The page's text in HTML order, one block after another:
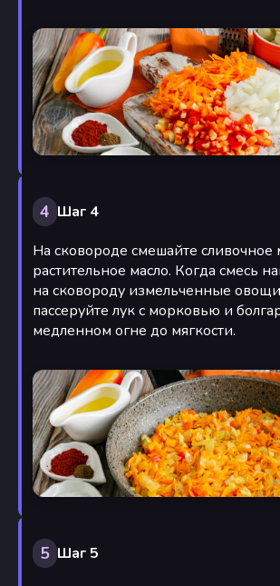
4 Шаг 4
На сковороде смешайте сливочное
растительное масло. Когда смесь
на сковороду измельченные
пассеруйте лук с морковью и
медленном огне до мягкости.
5 Шаг 5